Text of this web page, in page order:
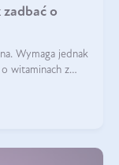
o
Wymaga jednak
witaminach z